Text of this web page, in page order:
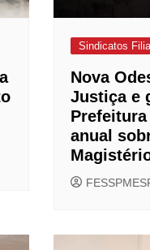
Sindicatos
Nova
Justiça e
anual